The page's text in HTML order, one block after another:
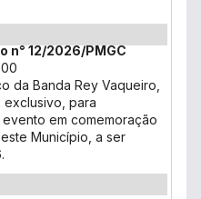
n° 12/2026/PMGC
da Banda Rey Vaqueiro,
exclusivo, para
em comemoração
Município, a ser